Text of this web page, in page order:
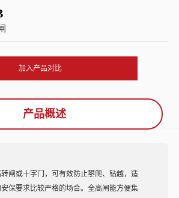
加入产品对比
产品概述
闸或十字门，可有效防止攀爬、钻越，适
保要求比较严格的场合。全高闸能方便集